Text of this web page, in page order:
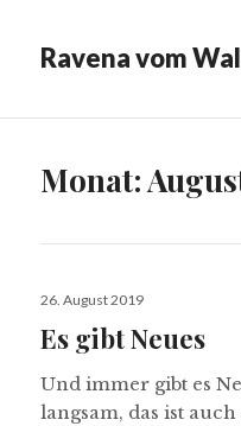
Ravena vom
Monat:
Veröffentlicht
26. August 2019
Es gibt Neues
Und immer gibt es
langsam, das ist